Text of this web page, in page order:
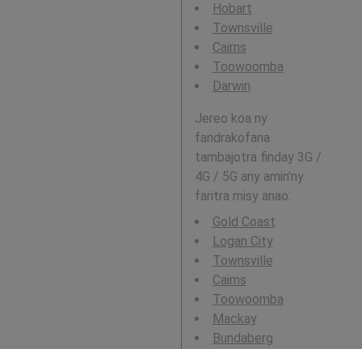
Hobart
Townsville
Cairns
Toowoomba
Darwin
Jereo koa ny
fandrakofana
tambajotra finday 3G /
4G / 5G any amin'ny
faritra misy anao:
Gold Coast
Logan City
Townsville
Cairns
Toowoomba
Mackay
Bundaberg